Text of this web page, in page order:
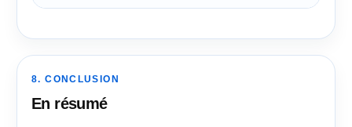
8. CONCLUSION
En résumé